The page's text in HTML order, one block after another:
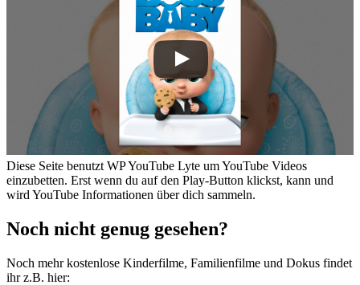
Diese Seite benutzt WP YouTube Lyte um YouTube Videos
einzubetten. Erst wenn du auf den Play-Button klickst, kann und
wird YouTube Informationen über dich sammeln.
Noch nicht genug gesehen?
Noch mehr kostenlose Kinderfilme, Familienfilme und Dokus findet
ihr z.B. hier: